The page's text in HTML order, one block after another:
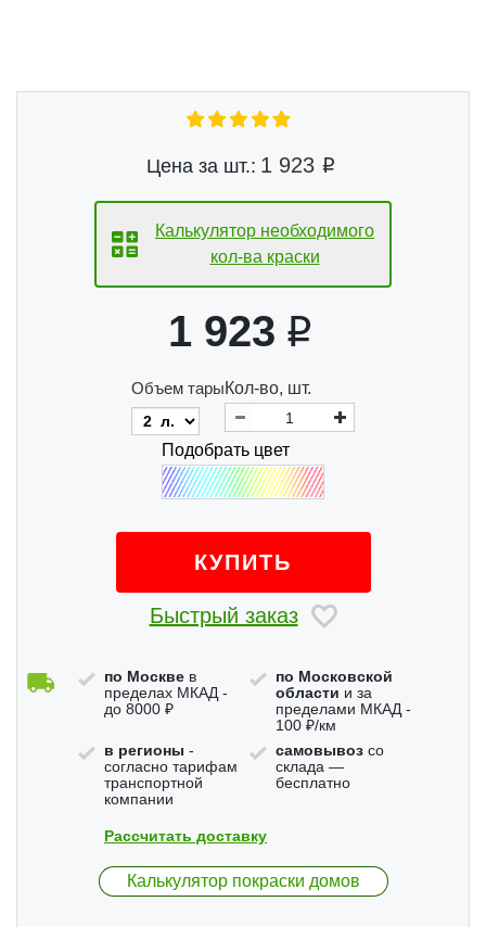
Цена за шт.: 1 923
Калькулятор необходимого
кол-ва краски
1 923
Объем тарыКол-во, шт.
Подобрать цвет
КУПИТЬ
Быстрый заказ
по Москве в
пределах МКАД -
до 8000 ₽
по Московской
области и за
пределами МКАД -
100 ₽/км
в регионы -
согласно тарифам
транспортной
компании
самовывозсо
склада —
бесплатно
Рассчитать доставку
Калькулятор покраски домов